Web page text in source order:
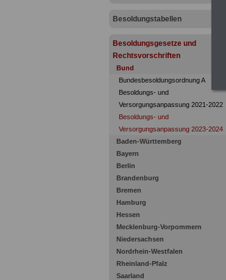
Besoldungstabellen
Besoldungsgesetze und
Rechtsvorschriften
Bund
Bundesbesoldungsordnung A
Besoldungs- und
Versorgungsanpassung 2021-2022
Besoldungs- und
Versorgungsanpassung 2023-2024
Baden-Württemberg
Bayern
Berlin
Brandenburg
Bremen
Hamburg
Hessen
Mecklenburg-Vorpommern
Niedersachsen
Nordrhein-Westfalen
Rheinland-Pfalz
Saarland